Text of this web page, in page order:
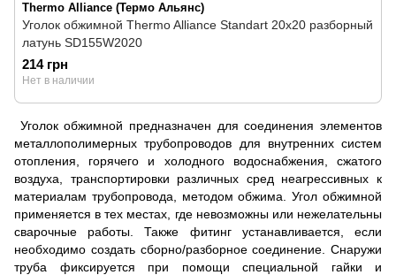
Thermo Alliance (Термо Альянс)
Уголок обжимной Thermo Alliance Standart 20х20 разборный
латунь SD155W2020
214 грн
Нет в наличии
Уголок обжимной предназначен для соединения элементов
металлополимерных трубопроводов для внутренних систем
отопления, горячего и холодного водоснабжения, сжатого
воздуха, транспортировки различных сред неагрессивных к
материалам трубопровода, методом обжима. Угол обжимной
применяется в тех местах, где невозможны или нежелательны
сварочные работы. Также фитинг устанавливается, если
необходимо создать сборно/разборное соединение. Снаружи
труба фиксируется при помощи специальной гайки и